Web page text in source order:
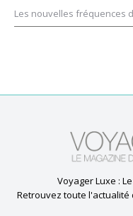
Les nouvelles fréquences
Voyager Luxe :
Retrouvez toute